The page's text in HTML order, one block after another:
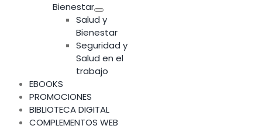
Bienestar
Salud y
Bienestar
Seguridad y
Salud en el
trabajo
EBOOKS
PROMOCIONES
BIBLIOTECA DIGITAL
COMPLEMENTOS WEB